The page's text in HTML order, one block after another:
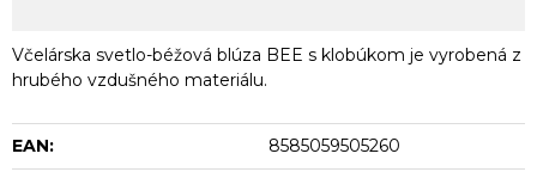
Včelárska svetlo-béžová blúza BEE s klobúkom je vyrobená z
hrubého vzdušného materiálu.
EAN: 8585059505260